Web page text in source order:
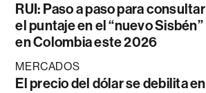
RUI: Paso a paso para consultar
el puntaje en el “nuevo Sisbén”
en Colombia este 2026
MERCADOS
El precio del dólar se debilita en